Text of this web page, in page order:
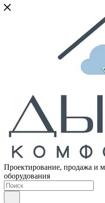
Проектирование, продажа и
оборудования